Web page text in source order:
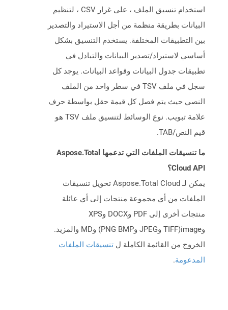
استخدام تنسيق الملف ، على غرار CSV ، لتنظيم
البيانات بطريقة منظمة من أجل الاستيراد والتصدير
بين التطبيقات المختلفة. يستخدم التنسيق بشكل
أساسي لاستيراد/تصدير البيانات والتبادل في
تطبيقات جدول البيانات وقواعد البيانات. يوجد كل
سجل في ملف TSV في سطر واحد من الملف
النصي حيث يتم فصل كل قيمة حقل بواسطة حرف
علامة تبويب. نوع الوسائط لتنسيق ملف TSV هو
قيم النص/TAB.
ما تنسيقات الملفات التي تدعمها Aspose.Total
Cloud API؟
يمكن لـ Aspose.Total Cloud تحويل تنسيقات
الملفات من أي مجموعة منتجات إلى أي عائلة
منتجات أخرى إلى PDF وDOCX وXPS
وimage(TIFF وJPEG وPNG BMP) وMD والمزيد.
الخروج من القائمة الكاملة ل تنسيقات الملفات
المدعومة.